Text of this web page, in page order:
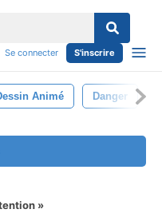
Se connecter S'inscrire
Animé Danger